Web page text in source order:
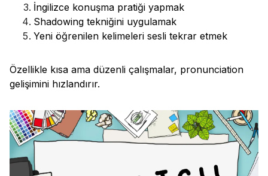
İngilizce konuşma pratiği yapmak
Shadowing tekniğini uygulamak
Yeni öğrenilen kelimeleri sesli tekrar etmek
Özellikle kısa ama düzenli çalışmalar, pronunciation
gelişimini hızlandırır.